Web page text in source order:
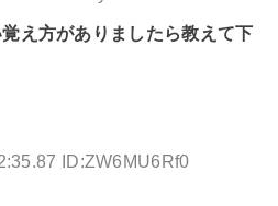
え方がありましたら教えて下
ID:ZW6MU6Rf0